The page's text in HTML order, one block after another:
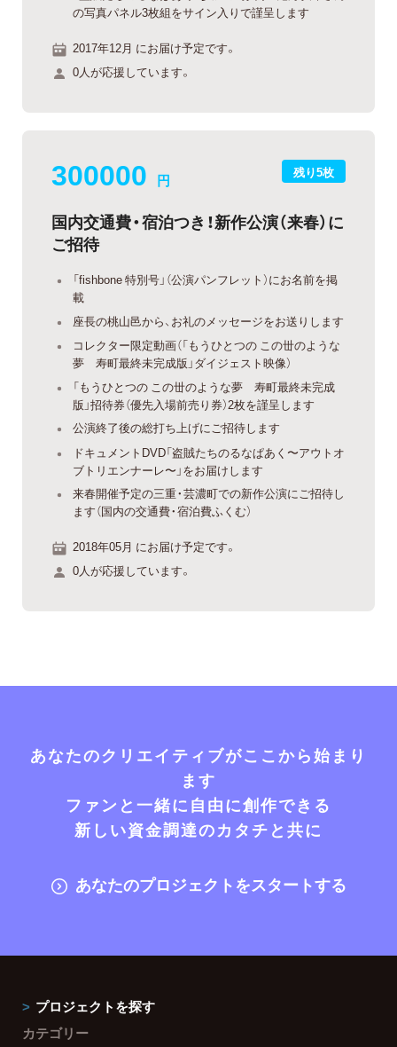
の写真パネル3枚組をサイン入りで謹呈します
2017年12月 にお届け予定です。
0人が応援しています。
残り5枚
300000 円
国内交通費・宿泊つき！新作公演（来春）に
ご招待
「fishbone 特別号」（公演パンフレット）にお名前を掲
載
座長の桃山邑から、お礼のメッセージをお送りします
コレクター限定動画（「もうひとつの この丗のような
夢 寿町最終未完成版」ダイジェスト映像）
「もうひとつの この丗のような夢 寿町最終未完成
版」招待券（優先入場前売り券）2枚を謹呈します
公演終了後の総打ち上げにご招待します
ドキュメントDVD「盗賊たちのるなぱあく〜アウトオ
ブトリエンナーレ〜」をお届けします
来春開催予定の三重・芸濃町での新作公演にご招待し
ます（国内の交通費・宿泊費ふくむ）
2018年05月 にお届け予定です。
0人が応援しています。
あなたのクリエイティブがここから始まり
ます
ファンと一緒に自由に創作できる
新しい資金調達のカタチと共に
あなたのプロジェクトをスタートする
プロジェクトを探す
カテゴリー